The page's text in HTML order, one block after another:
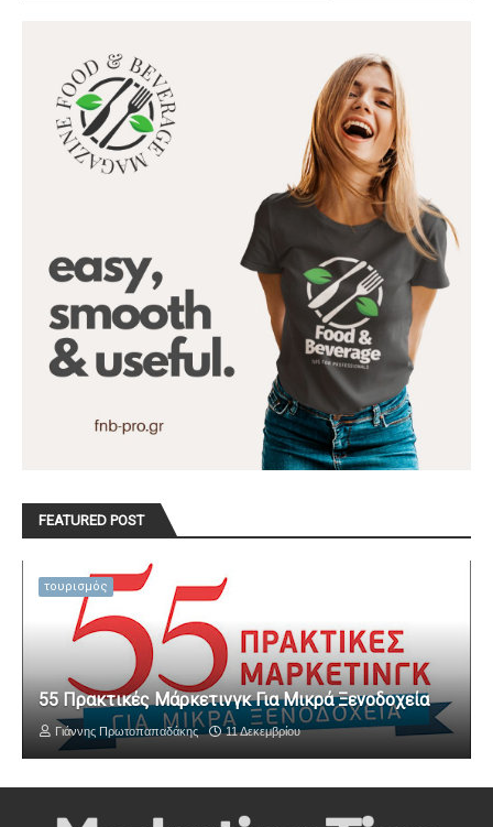
FEATURED POST
τουρισμός
55 Πρακτικές Μάρκετινγκ Για Μικρά Ξενοδοχεία
Γιάννης Πρωτοπαπαδάκης 11 Δεκεμβρίου